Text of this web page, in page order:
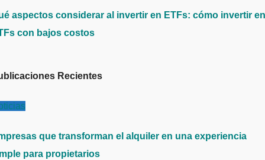
aspectos considerar al invertir en ETFs: cómo invertir en
con bajos costos
Recientes
que transforman el alquiler en una experiencia
para propietarios